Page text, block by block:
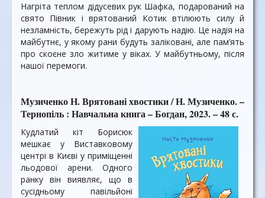
Нагріта теплом дідусевих рук Шафка, подарований на
свято Півник і врятований Котик втілюють силу й
незламність, бережуть рід і дарують надію. Це надія на
майбутнє, у якому рани будуть заліковані, але пам’ять
про скоєне зло житиме у віках. У майбутньому, після
нашої перемоги.
Музиченко Н. Врятовані хвостики / Н. Музиченко. –
Тернопіль : Навчальна книга – Богдан, 2023. – 48 с.
Кудлатий кіт Борисюк
мешкає у Виставковому
центрі в Києві у приміщенні
льодової арени. Одного
ранку він виявляє, що в
сусідньому павільйоні